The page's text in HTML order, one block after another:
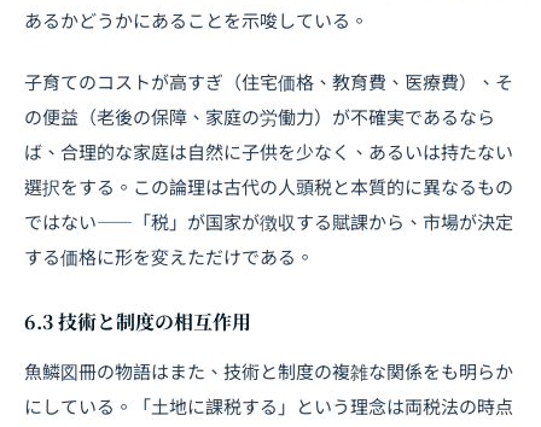
あるかどうかにあることを示唆している。
子育てのコストが高すぎ（住宅価格、教育費、医療費）、そ
の便益（老後の保障、家庭の労働力）が不確実であるなら
ば、合理的な家庭は自然に子供を少なく、あるいは持たない
選択をする。この論理は古代の人頭税と本質的に異なるもの
ではない――「税」が国家が徴収する賦課から、市場が決定
する価格に形を変えただけである。
6.3 技術と制度の相互作用
魚鱗図冊の物語はまた、技術と制度の複雑な関係をも明らか
にしている。「土地に課税する」という理念は両税法の時点